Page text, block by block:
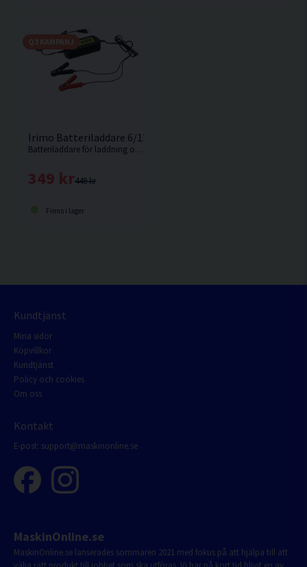
Irimo Batteriladdare 6/12 V 6 A
Batteriladdare för laddning och underhållsladdning av 6 V och 12 V batterier. 3 A laddning På 6 V och 6 A på 12 V.
449 kr
349 kr
Finns i lager
Q3 KAMPANJ
Kundtjänst
Mina sidor
Köpvillkor
Kundtjänst
Policy och cookies
Om oss
Kontakt
E-post: support@maskinonline.se
MaskinOnline.se
MaskinOnline.se lanserades sommaren 2021 med fokus på att hjälpa till att